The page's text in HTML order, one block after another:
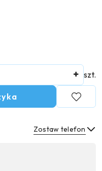
szt.
Zostaw telefon